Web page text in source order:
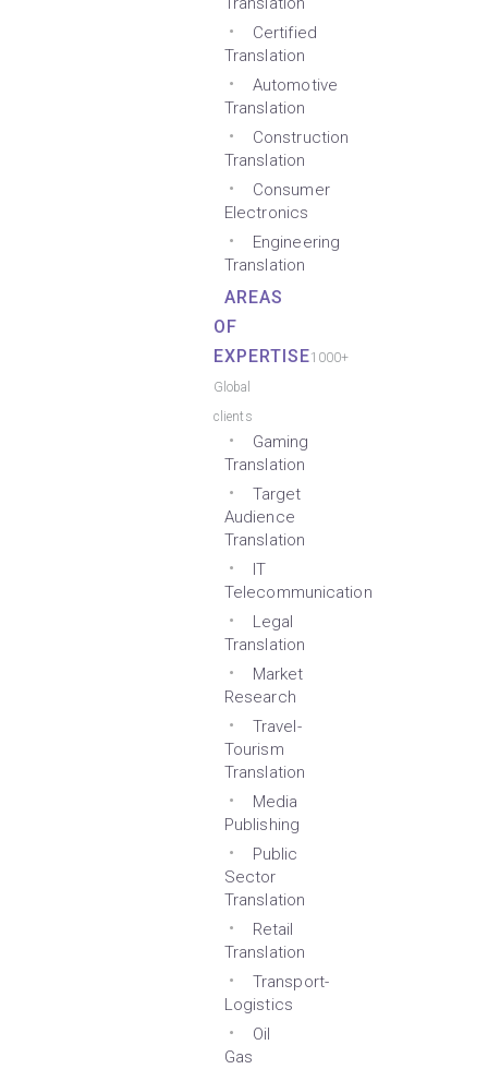
Certified
Translation
Automotive
Translation
Construction
Translation
Consumer
Electronics
Engineering
Translation
AREAS
OF
EXPERTISE1000+
Global
clients
Gaming
Translation
Target
Audience
Translation
IT
Telecommunication
Legal
Translation
Market
Research
Travel-
Tourism
Translation
Media
Publishing
Public
Sector
Translation
Retail
Translation
Transport-
Logistics
Oil
Gas